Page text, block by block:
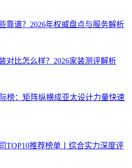
靠谱？2026年权威盘点与服务解析
对比怎么样？2026家装测评解析
榜：矩阵纵横成亚太设计力量快速
TOP10推荐榜单丨综合实力深度评